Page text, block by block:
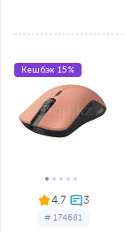
4.7
# 174681
Кешбэк 15%